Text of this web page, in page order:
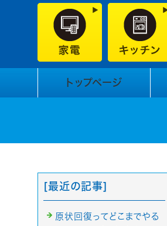
トップページ
[最近の記事]
原状回復ってどこまでやる